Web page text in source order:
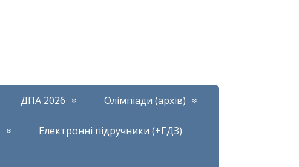
ДПА 2026 Олімпіади (архів)
Електронні підручники (+ГДЗ)